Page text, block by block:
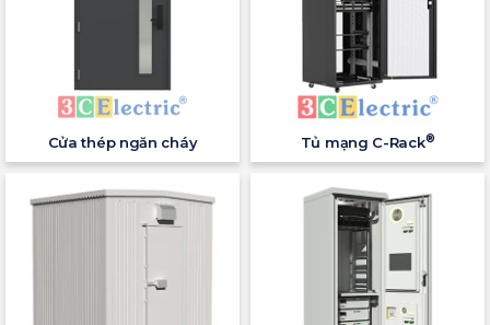
Cửa thép ngăn cháy Tủ mạng C-Rack®